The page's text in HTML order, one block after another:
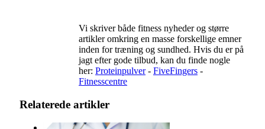
Vi skriver både fitness nyheder og større
artikler omkring en masse forskellige emner
inden for træning og sundhed. Hvis du er på
jagt efter gode tilbud, kan du finde nogle
her: Proteinpulver- FiveFingers -
Fitnesscentre
Relaterede artikler